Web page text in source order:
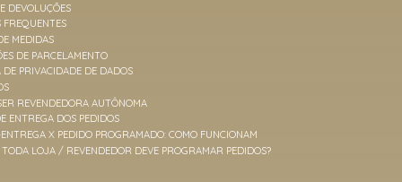
DEVOLUÇÕES
FREQUENTES
MEDIDAS
DE PARCELAMENTO
DE PRIVACIDADE DE DADOS
REVENDEDORA AUTÔNOMA
ENTREGA DOS PEDIDOS
X PEDIDO PROGRAMADO: COMO FUNCIONAM
TODA LOJA / REVENDEDOR DEVE PROGRAMAR PEDIDOS?